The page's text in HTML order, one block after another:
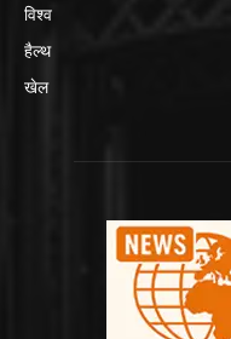
विश्व
हैल्थ
खेल